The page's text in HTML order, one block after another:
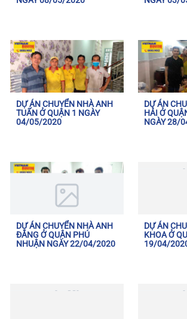
DỰ ÁN CHUYỂN NHÀ ANH
TUẤN Ở QUẬN 1 NGÀY
04/05/2020
DỰ ÁN
HẢI Ở
NGÀY 28/
DỰ ÁN CHUYỂN NHÀ ANH
ĐĂNG Ở QUẬN PHÚ
NHUẬN NGÀY 22/04/2020
DỰ ÁN
KHOA Ở
19/04/